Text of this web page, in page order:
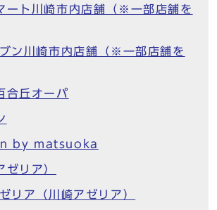
ート川崎市内店舗（※一部店舗を
ン川崎市内店舗（※一部店舗を
合丘オーパ
by matsuoka
ゼリア）
リア（川崎アゼリア）